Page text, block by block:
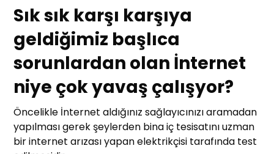
Sık sık karşı karşıya
geldiğimiz başlıca
sorunlardan olan İnternet
niye çok yavaş çalışyor?
Öncelikle İnternet aldığınız sağlayıcınızı aramadan
yapılması gerek şeylerden bina iç tesisatını uzman
bir internet arızası yapan elektrikçisi tarafında test